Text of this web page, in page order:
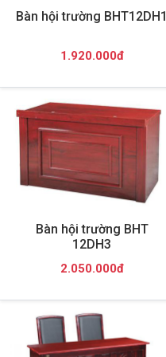
Bàn hội trường BHT12DH1
1.920.000đ
Bàn hội trường BHT
12DH3
2.050.000đ